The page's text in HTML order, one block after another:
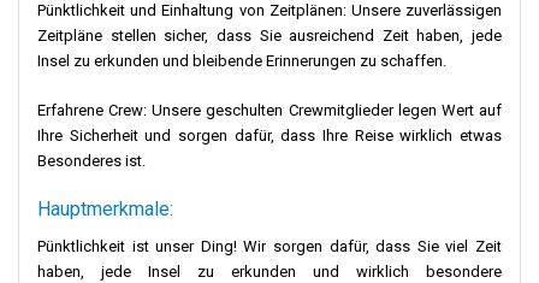
bietet sie eine Reise durch die Zeit. Wenn die goldenen Farbtöne
des Sonnenuntergangs die Stadt in ein warmes Licht tauchen,
bleiben bei den Besuchern Erinnerungen an einen Ort zurück, an
dem Vergangenheit und Gegenwart in harmonischem Rhythmus
miteinander tanzen.
Wissenswertes:
Meereszigeunergeschichten: Tauchen Sie tief in die
Geschichten der Meereszigeuner ein, den ursprünglichen
Pünktlichkeit und Einhaltung von Zeitplänen: Unsere zuverlässigen
Zeitpläne stellen sicher, dass Sie ausreichend Zeit haben, jede
Insel zu erkunden und bleibende Erinnerungen zu schaffen.
Erfahrene Crew: Unsere geschulten Crewmitglieder legen Wert auf
Ihre Sicherheit und sorgen dafür, dass Ihre Reise wirklich etwas
Besonderes ist.
Hauptmerkmale:
Pünktlichkeit ist unser Ding! Wir sorgen dafür, dass Sie viel Zeit
haben, jede Insel zu erkunden und wirklich besondere